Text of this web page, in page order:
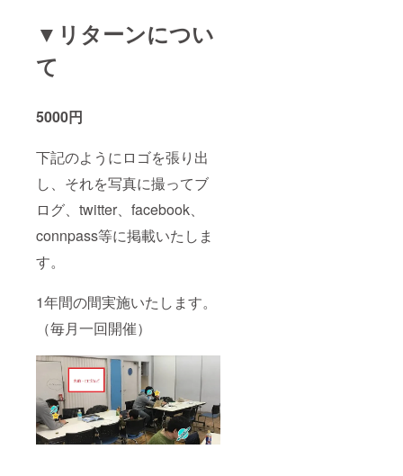
▼リターンについ
て
5000円
下記のようにロゴを張り出
し、それを写真に撮ってブ
ログ、twitter、facebook、
connpass等に掲載いたしま
す。
1年間の間実施いたします。
（毎月一回開催）